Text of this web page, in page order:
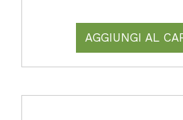
AGGIUNGI AL